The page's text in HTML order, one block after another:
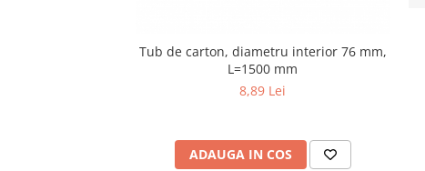
Tub de carton, diametru interior 76 mm,
L=1500 mm
8,89 Lei
ADAUGA IN COS